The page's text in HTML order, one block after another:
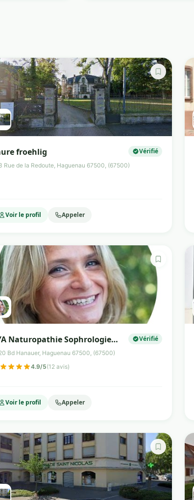
froehlig Vérifié
Rue de la Redoute, Haguenau 67500, (67500)
Voir le profil Appeler
Naturopathie Sophrologie
Vérifié
Bd Hanauer, Haguenau 67500, (67500)
4.9/5(12 avis)
Voir le profil Appeler